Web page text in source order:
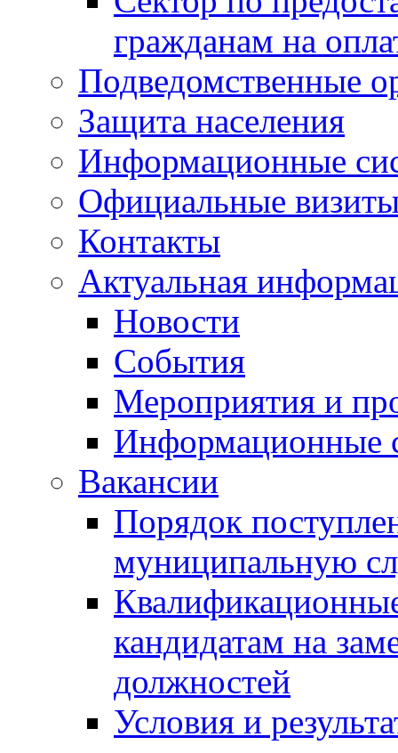
гражданам на
Подведомственные
Защита населения
Информационные
Официальные
Контакты
Актуальная
Новости
События
Мероприятия и
Информационные
Вакансии
Порядок
муниципальную
кандидатам на
должностей
Условия и